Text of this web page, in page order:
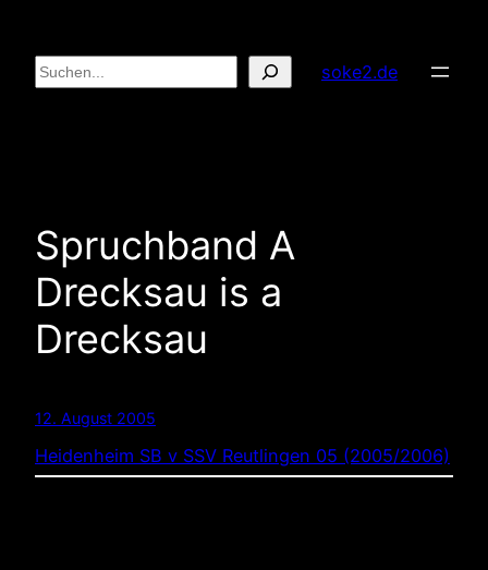
Inhalt
springen
Suchen soke2.de
Spruchband A
Drecksau is a
Drecksau
12. August 2005
Heidenheim SB v SSV Reutlingen 05 (2005/2006)